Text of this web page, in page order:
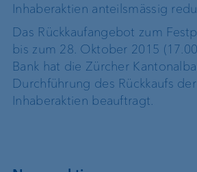
Inhaberaktien anteilsmässig
Das Rückkaufangebot zum
bis zum 28. Oktober 2015
Bank hat die Zürcher
Durchführung des Rückkaufs
Inhaberaktien beauftragt.